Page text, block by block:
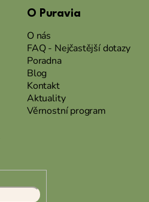
O Puravia
O nás
FAQ - Nejčastější dotazy
Poradna
Blog
Kontakt
Aktuality
Věrnostní program